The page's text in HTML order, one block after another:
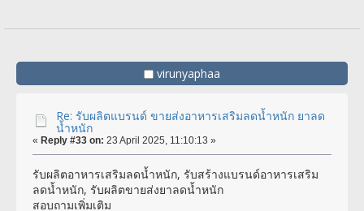
virunyaphaa
Re: รับผลิตแบรนด์ ขายส่งอาหารเสริมลดน้ำหนัก ยาลด
น้ำหนัก
« Reply #33 on: 23 April 2025, 11:10:13 »
รับผลิตอาหารเสริมลดน้ำหนัก, รับสร้างแบรนด์อาหารเสริม
ลดน้ำหนัก, รับผลิตขายส่งยาลดน้ำหนัก
สอบถามเพิ่มเติม